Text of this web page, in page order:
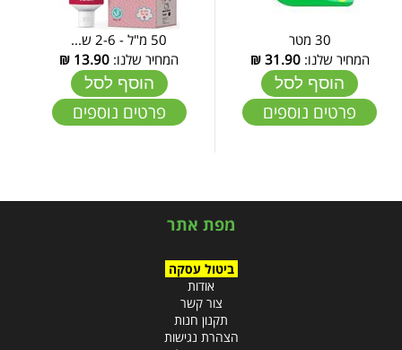
30 מטר
המחיר שלנו:31.90
₪
הוסף לסל
פרטים נוספים
50 מ"ל - 2-6 ש...
המחיר שלנו: 13.90
₪
הוסף לסל
פרטים נוספים
מפת אתר
ביטול עסקה
אודות
צור קשר
תקנון חנות
הצהרת נגישות